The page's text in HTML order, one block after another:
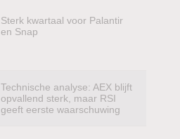
Sterk kwartaal voor Palantir
en Snap
Technische analyse: AEX blijft
opvallend sterk, maar RSI
geeft eerste waarschuwing